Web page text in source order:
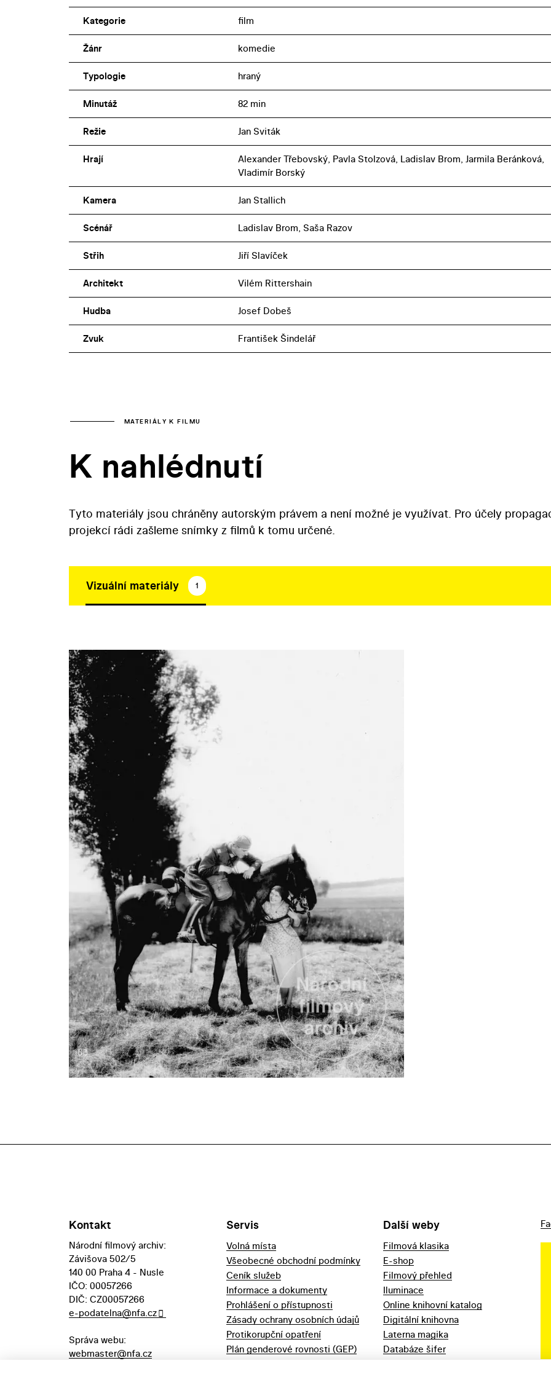
Kategorie film
Žánr komedie
Typologie hraný
Minutáž 82 min
Režie Jan Sviták
Hrají
Alexander Třebovský, Pavla Stolzová, Ladislav Brom, Jarmila Beránková,
Vladimír Borský
Kamera Jan Stallich
Scénář Ladislav Brom, Saša Razov
Střih Jiří Slavíček
Architekt Vilém Rittershain
Hudba Josef Dobeš
Zvuk František Šindelář
MATERIÁLY K FILMU
K nahlédnutí
Tyto materiály jsou chráněny autorským právem a není možné je využívat. Pro účely
projekcí rádi zašleme snímky z filmů k tomu určené.
Vizuální materiály 1
Kontakt
Národní filmový archiv:
Závišova 502/5
140 00 Praha 4 - Nusle
IČO: 00057266
DIČ: CZ00057266
e-podatelna@nfa.cz
Správa webu:
webmaster@nfa.cz
Servis
Volná místa
Všeobecné obchodní podmínky
Ceník služeb
Informace a dokumenty
Prohlášení o přístupnosti
Zásady ochrany osobních údajů
Protikorupční opatření
Plán genderové rovnosti (GEP)
Další weby
Filmová klasika
E-shop
Filmový přehled
Iluminace
Online knihovní katalog
Digitální knihovna
Laterna magika
Databáze šifer